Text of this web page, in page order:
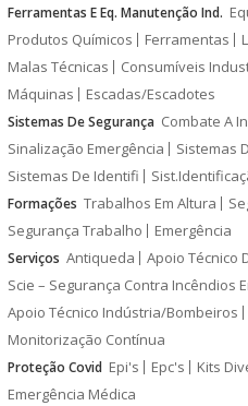
Ferramentas E Eq. Manutenção Ind.
Produtos Químicos
Ferramentas
Malas Técnicas
Consumíveis
Máquinas
Escadas/Escadotes
Sistemas De Segurança Combate A
Sinalização Emergência
Sistemas
Sistemas De Identifi
Formações Trabalhos Em Altura
Segurança Trabalho
Emergência
Serviços Antiqueda
Apoio Técnico
Scie – Segurança Contra Incêndios
Apoio Técnico Indústria/Bombeiros
Monitorização Contínua
Proteção Covid Epi's Epc's Kits
Emergência Médica